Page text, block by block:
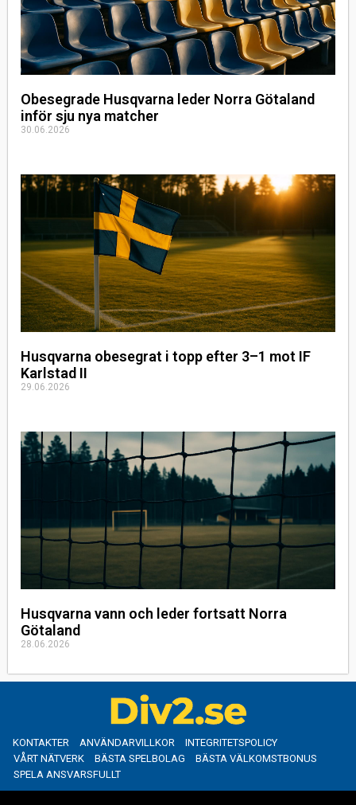
Obesegrade Husqvarna leder Norra Götaland
inför sju nya matcher
30.06.2026
Husqvarna obesegrat i topp efter 3–1 mot IF
Karlstad II
29.06.2026
Husqvarna vann och leder fortsatt Norra
Götaland
28.06.2026
KONTAKTER ANVÄNDARVILLKOR
INTEGRITETSPOLICY
VÅRT NÄTVERK
BÄSTA SPELBOLAG
BÄSTA VÄLKOMSTBONUS
SPELA ANSVARSFULLT